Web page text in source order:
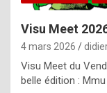
Visu Meet
4 mars 2026
Visu Meet du
belle édition :